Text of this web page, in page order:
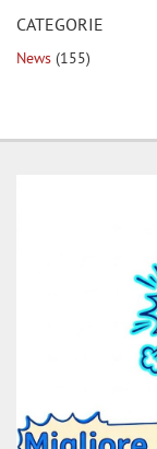
CATEGORIE
News (155)